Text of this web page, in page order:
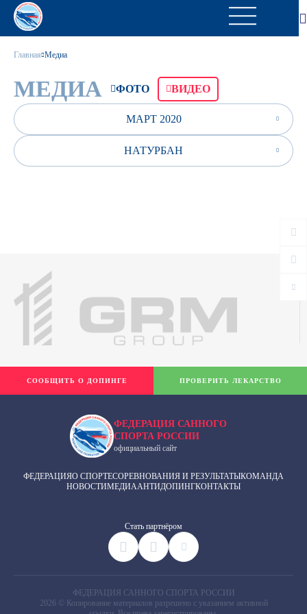
Главная Медиа
МЕДИА ФОТО ВИДЕО
МАРТ 2020
НАТУРБАН
ФЕДЕРАЦИЯ САННОГО
СПОРТА РОССИИ
официальный сайт
ФЕДЕРАЦИЯО СПОРТЕСОРЕВНОВАНИЯ И РЕЗУЛЬТАТЫКОМАНДА
НОВОСТИМЕДИААНТИДОПИНГКОНТАКТЫ
Cтать партнёром
СООБЩИТЬ О ДОПИНГЕ ПРОВЕРИТЬ ЛЕКАРСТВО
ФЕДЕРАЦИЯ САННОГО СПОРТА РОССИИ
2026 © Копирование материалов разрешено с указанием активной